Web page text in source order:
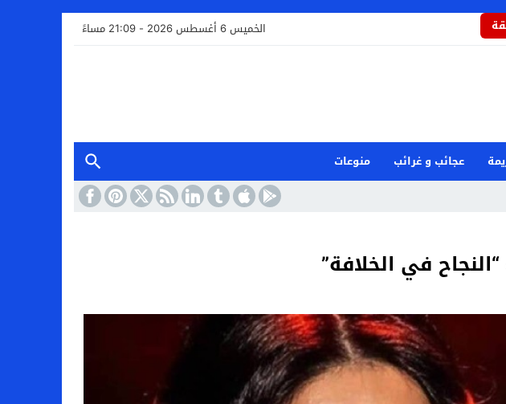
الخميس 6 أغسطس 2026 - 21:09 مساءً
عجائب و غرائب
منوعات
في الخلافة”